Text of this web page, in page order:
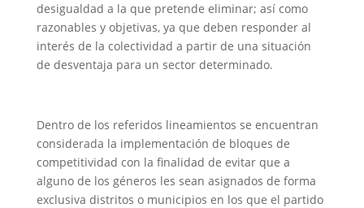
desigualdad a la que pretende eliminar; así como
razonables y objetivas, ya que deben responder al
interés de la colectividad a partir de una situación
de desventaja para un sector determinado.
Dentro de los referidos lineamientos se encuentran
considerada la implementación de bloques de
competitividad con la finalidad de evitar que a
alguno de los géneros les sean asignados de forma
exclusiva distritos o municipios en los que el partido